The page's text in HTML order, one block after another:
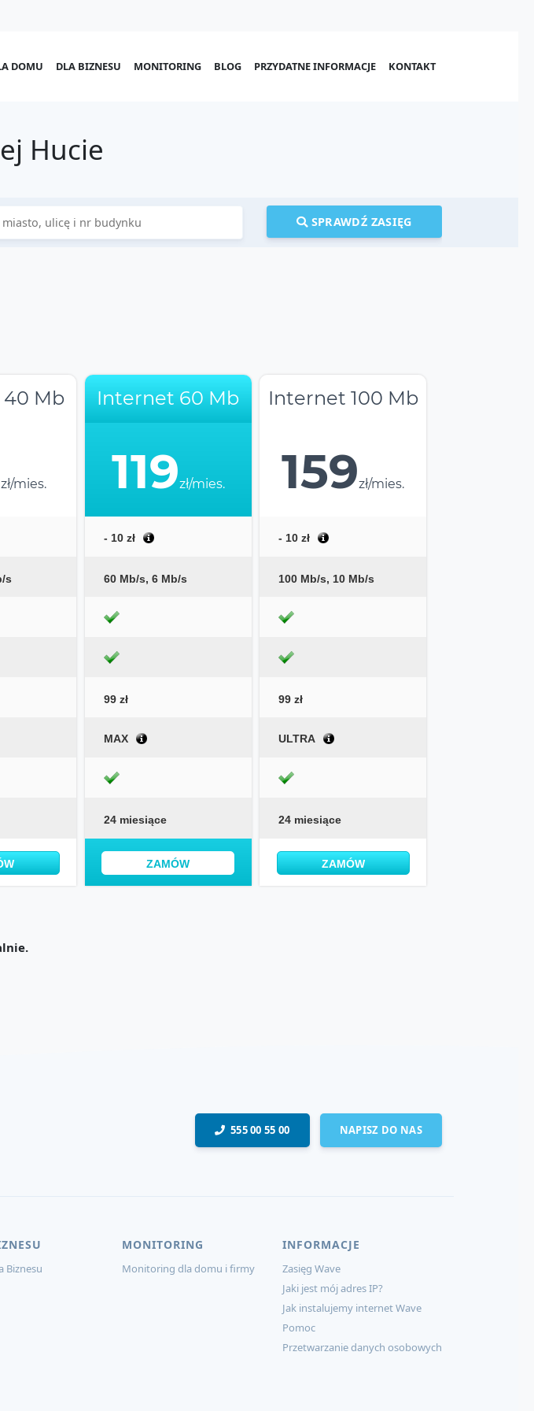
DOMU DLA BIZNESU MONITORING BLOG PRZYDATNE INFORMACJE KONTAKT
Hucie
SPRAWDŹ ZASIĘG
Mb
zł/mies.
s
Internet 60 Mb
119zł/mies.
- 10 zł
60 Mb/s, 6 Mb/s
99 zł
MAX
24 miesiące
ZAMÓW
Internet 100 Mb
159zł/mies.
- 10 zł
100 Mb/s, 10 Mb/s
99 zł
ULTRA
24 miesiące
ZAMÓW
555 00 55 00 NAPISZ DO NAS
Biznesu
MONITORING
Monitoring dla domu i firmy
INFORMACJE
Zasięg Wave
Jaki jest mój adres IP?
Jak instalujemy internet Wave
Pomoc
Przetwarzanie danych osobowych